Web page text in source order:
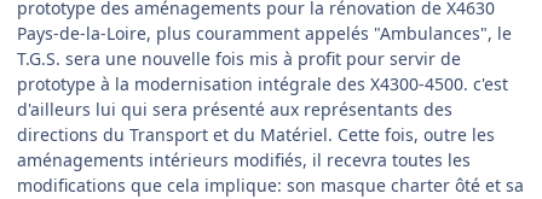
prototype des aménagements pour la rénovation de X4630
Pays-de-la-Loire, plus couramment appelés "Ambulances", le
T.G.S. sera une nouvelle fois mis à profit pour servir de
prototype à la modernisation intégrale des X4300-4500. c'est
d'ailleurs lui qui sera présenté aux représentants des
directions du Transport et du Matériel. Cette fois, outre les
aménagements intérieurs modifiés, il recevra toutes les
modifications que cela implique: son masque charter ôté et sa